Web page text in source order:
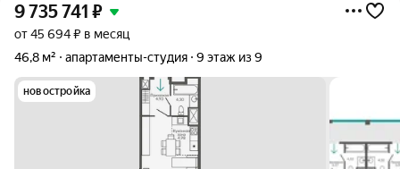
9 735 741 ₽
от 45 694 ₽ в месяц
46,8 м²
апартаменты-студия 9 этаж из 9
новостройка